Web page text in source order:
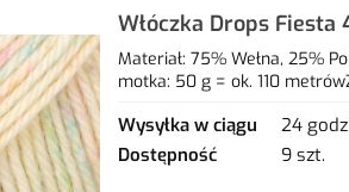
Włóczka Drops Fiesta
25% poliamid
Materiał: 75% Wełna, 25%
motka: 50 g = ok. 110
Wysyłka w ciągu
24
Dostępność
9 szt.